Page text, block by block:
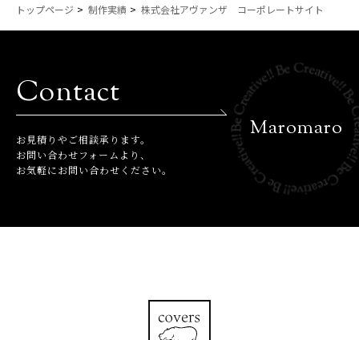
トップページ 制作実績 株式会社アヴァンザ コーポレートサイト
Contact
お⾒積りやご相談承ります。
お問い合わせフォームより、
お気軽にお問い合わせください。
Maromaro